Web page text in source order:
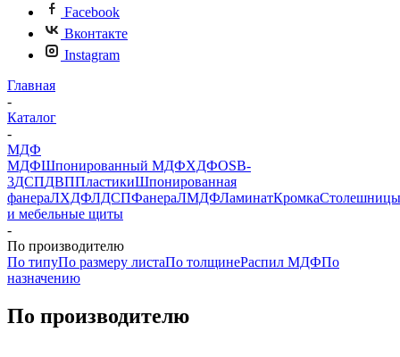
Facebook
Вконтакте
Instagram
Главная
-
Каталог
-
МДФ
МДФШпонированный МДФХДФOSB-
3ДСПДВППластикиШпонированная
фанераЛХДФЛДСПФанераЛМДФЛаминатКромкаСтолешницы
и мебельные щиты
-
По производителю
По типуПо размеру листаПо толщинеРаспил МДФПо
назначению
По производителю